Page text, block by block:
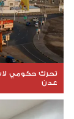
تحرك حكومي
عدن